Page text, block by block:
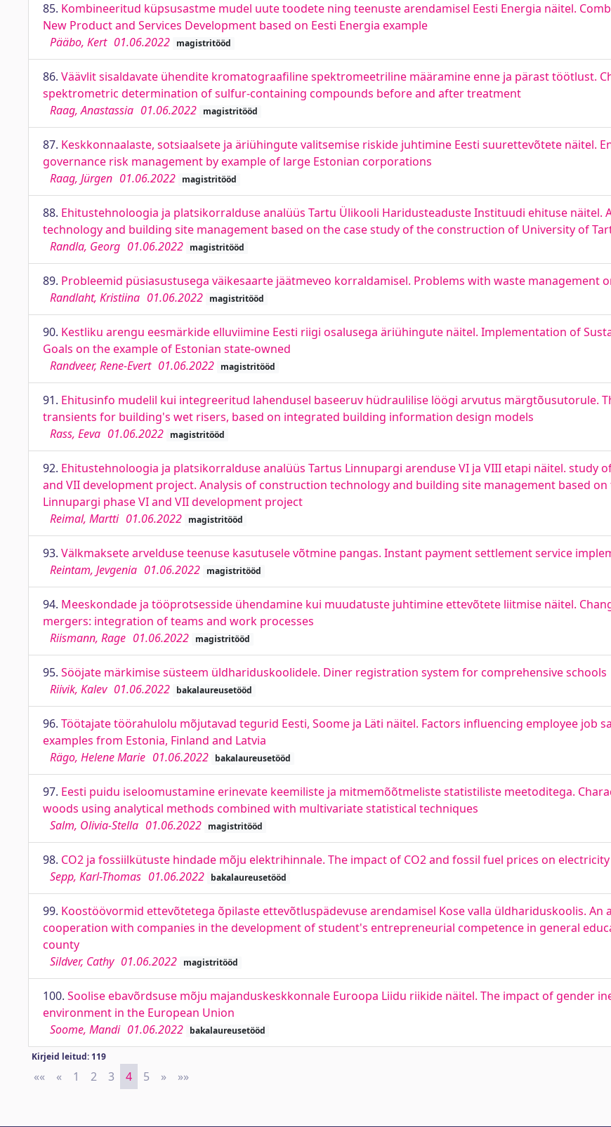
85. Kombineeritud küpsusastme mudel uute toodete ning teenuste arendamisel Eesti Energia näitel.
New Product and Services Development based on Eesti Energia example
Pääbo, Kert 01.06.2022 magistritööd
86. Väävlit sisaldavate ühendite kromatograafiline spektromeetriline määramine enne ja pärast töötlust.
spektrometric determination of sulfur-containing compounds before and after treatment
Raag, Anastassia 01.06.2022 magistritööd
87. Keskkonnaalaste, sotsiaalsete ja äriühingute valitsemise riskide juhtimine Eesti suurettevõtete näitel.
governance risk management by example of large Estonian corporations
Raag, Jürgen 01.06.2022 magistritööd
88. Ehitustehnoloogia ja platsikorralduse analüüs Tartu Ülikooli Haridusteaduste Instituudi ehituse näitel.
technology and building site management based on the case study of the construction of University of
Randla, Georg 01.06.2022 magistritööd
89. Probleemid püsiasustusega väikesaarte jäätmeveo korraldamisel. Problems with waste management
Randlaht, Kristiina 01.06.2022 magistritööd
90. Kestliku arengu eesmärkide elluviimine Eesti riigi osalusega äriühingute näitel. Implementation of
Goals on the example of Estonian state-owned
Randveer, Rene-Evert 01.06.2022 magistritööd
91. Ehitusinfo mudelil kui integreeritud lahendusel baseeruv hüdraulilise löögi arvutus märgtõusutorule.
transients for building's wet risers, based on integrated building information design models
Rass, Eeva 01.06.2022 magistritööd
92. Ehitustehnoloogia ja platsikorralduse analüüs Tartus Linnupargi arenduse VI ja VIII etapi näitel. study
and VII development project. Analysis of construction technology and building site management based
Linnupargi phase VI and VII development project
Reimal, Martti 01.06.2022 magistritööd
93. Välkmaksete arvelduse teenuse kasutusele võtmine pangas. Instant payment settlement service
Reintam, Jevgenia 01.06.2022 magistritööd
94. Meeskondade ja tööprotsesside ühendamine kui muudatuste juhtimine ettevõtete liitmise näitel.
mergers: integration of teams and work processes
Riismann, Rage 01.06.2022 magistritööd
95. Sööjate märkimise süsteem üldhariduskoolidele. Diner registration system for comprehensive schools
Riivik, Kalev 01.06.2022 bakalaureusetööd
96. Töötajate töörahulolu mõjutavad tegurid Eesti, Soome ja Läti näitel. Factors influencing employee job
examples from Estonia, Finland and Latvia
Rägo, Helene Marie 01.06.2022 bakalaureusetööd
97. Eesti puidu iseloomustamine erinevate keemiliste ja mitmemõõtmeliste statistiliste meetoditega.
woods using analytical methods combined with multivariate statistical techniques
Salm, Olivia-Stella 01.06.2022 magistritööd
98. CO2 ja fossiilkütuste hindade mõju elektrihinnale. The impact of CO2 and fossil fuel prices on
Sepp, Karl-Thomas 01.06.2022 bakalaureusetööd
99. Koostöövormid ettevõtetega õpilaste ettevõtluspädevuse arendamisel Kose valla üldhariduskoolis. An
cooperation with companies in the development of student's entrepreneurial competence in general
county
Sildver, Cathy 01.06.2022 magistritööd
100. Soolise ebavõrdsuse mõju majanduskeskkonnale Euroopa Liidu riikide näitel. The impact of gender
environment in the European Union
Soome, Mandi 01.06.2022 bakalaureusetööd
Kirjeid leitud: 119
«« First
« Previous
1 2 3 4 5 » Next
»»